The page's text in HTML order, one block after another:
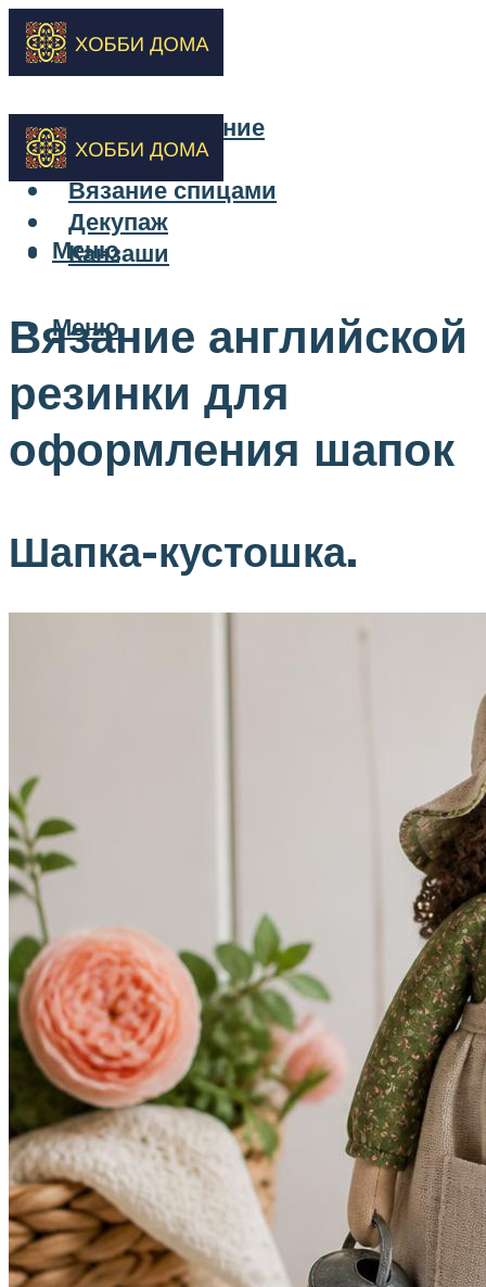
Бисероплетение
Вышивка
Вязание спицами
Декупаж
Канзаши
Меню
Меню
Вязание английской
резинки для
оформления шапок
Шапка-кустошка.